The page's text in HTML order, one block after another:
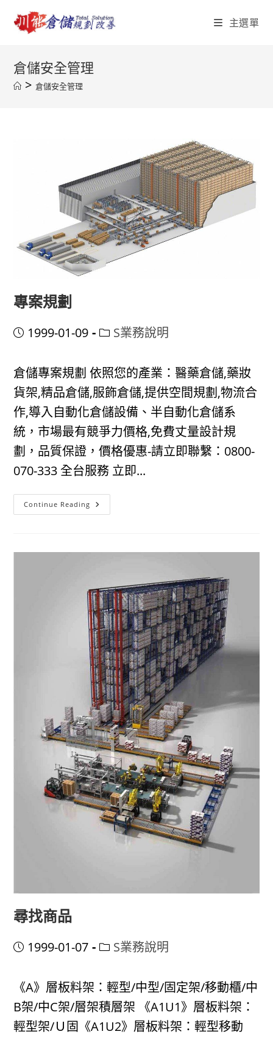
content
主選單
倉儲安全管理
> 倉儲安全管理
專案規劃
Post1999-01-09
PostS業務說明
倉儲專案規劃 依照您的產業：醫藥倉儲,藥妝
貨架,精品倉儲,服飾倉儲,提供空間規劃,物流合
作,導入自動化倉儲設備、半自動化倉儲系
統，市場最有競爭力價格,免費丈量設計規
劃，品質保證，價格優惠-請立即聯繫：0800-
070-333 全台服務 立即...
Continue Reading 專
案
尋找商品
Post1999-01-07
Post
category:
S業務說明
《A》層板料架：輕型/中型/固定架/移動櫃/中
B架/中C架/層架積層架 《A1U1》層板料架：
輕型架/Ｕ固《A1U2》層板料架：輕型移動